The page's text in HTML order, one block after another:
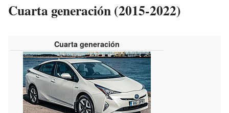
Cuarta generación (2015-2022)
Cuarta generación